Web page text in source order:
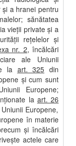
a hranei pentru
sănătatea
vieţii private şi a
reţelelor şi
nr. 2, încălcări
ale Uniunii
la art. 325 din
şi cum sunt
Europene;
la art. 26
Europene,
în materie
şi încălcări
actele care